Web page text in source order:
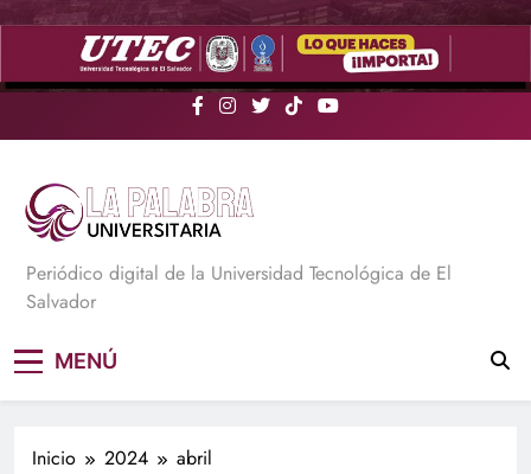
Saltar
La Palabra Universitaria
Periódico digital de la Universidad Tecnológica de El
Salvador
MENÚ
Inicio 2024 abril